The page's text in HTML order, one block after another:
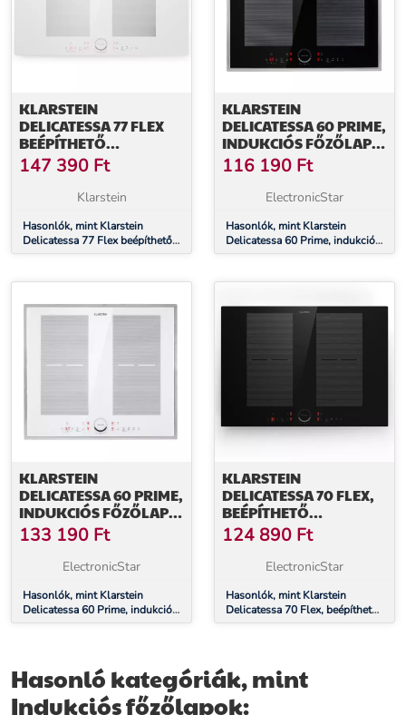
KLARSTEIN
DELICATESSA 77 FLEX
BEÉPÍTHETŐ
INDUKCIÓS FŐZŐLAP 4
ZÓNA 7000 W
147 390 Ft
Klarstein
Hasonlók, mint Klarstein
Delicatessa 77 Flex beépíthető
indukciós főzőlap 4 zóna 7000
KLARSTEIN
DELICATESSA 60 PRIME,
INDUKCIÓS FŐZŐLAP,
7000 W, 4 ZÓNA,
IDŐZÍTŐ, FEKETE
116 190 Ft
ElectronicStar
Hasonlók, mint Klarstein
Delicatessa 60 Prime, indukciós
főzőlap, 7000 W, 4 zóna,
KLARSTEIN
DELICATESSA 60 PRIME,
INDUKCIÓS FŐZŐLAP,
7000 W, 4 ZÓNA,
IDŐZÍTŐ, FEHÉR
133 190 Ft
ElectronicStar
Hasonlók, mint Klarstein
Delicatessa 60 Prime, indukciós
főzőlap, 7000 W, 4 zóna,
KLARSTEIN
DELICATESSA 70 FLEX,
BEÉPÍTHETŐ
INDUKCIÓS FŐZŐLAP, 4
ZÓNA, 7000 W,
ÜVEGKERÁMIA
124 890 Ft
ElectronicStar
Hasonlók, mint Klarstein
Delicatessa 70 Flex, beépíthető
indukciós főzőlap, 4 zóna, 7000
Hasonló kategóriák, mint
Indukciós főzőlapok: